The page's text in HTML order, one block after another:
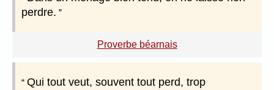
perdre.
Proverbe béarnais
Qui tout veut, souvent tout perd, trop